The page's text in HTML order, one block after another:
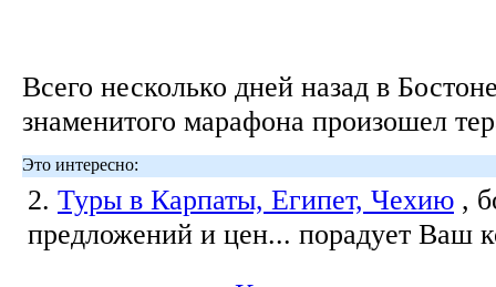
Всего несколько дней назад в
знаменитого марафона произошел
Это интересно:
2. Туры в Карпаты, Египет, Чехию ,
предложений и цен... порадует Ваш